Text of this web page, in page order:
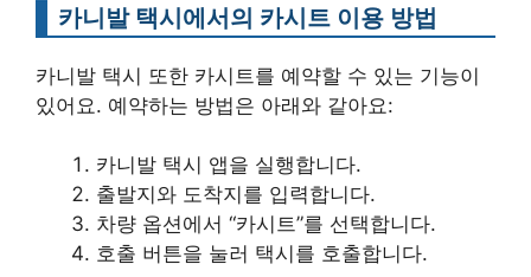
카니발 택시에서의 카시트 이용 방법
카니발 택시 또한 카시트를 예약할 수 있는 기능이
있어요. 예약하는 방법은 아래와 같아요:
카니발 택시 앱을 실행합니다.
출발지와 도착지를 입력합니다.
차량 옵션에서 “카시트”를 선택합니다.
호출 버튼을 눌러 택시를 호출합니다.